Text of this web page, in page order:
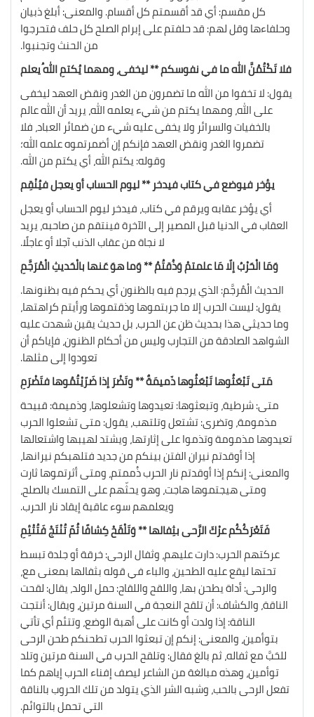
كل مقسم: أي قد أقسمتم كل أقسام. والمعنى: أبلغ ذبيان
وحلفاءها وقل لهم: قد حلفتم على إبرام الصلح كل حلف فتحرجوا
من الحنث وتجنبوا.
فلا تَكْتُمُنَّ الله ما في نفوسكم ** ليخفى، ومهما يُكتمِ اللهُ يعلم
يقول: لا تخفوا من الله ما تضمرون من الغدر ونقض العهد ليخفى
على الله، ومهما يكتم من شيء يعلمه الله، يريد أن الله عالم
بالخفيات والسرائر ولا يخفى عليه شيء من ضمائر العباد، فلا
تضمروا الغدر ونقض العهد فإنكم إن أضمرتموه علمه الله؛
وقوله: يكتم الله، أي يكتم من الله.
يؤخر فيوضع في كتاب فيدخر ** ليوم الحساب أو يعجل فيُنْقِم
أي يؤخر عقابه ويرقم في كتاب، فيدخر ليوم الحساب أو يعجل
العقاب في الدنيا قبل المصير إلى الآخرة فينتقم من صاحبه، يريد
لا نجاة من عقاب الذنب آجلا أو عاجلًا.
وَمَا الْحَرْبُ إلّا مَا علمتمْ وَذُقتُمُ ** وَما هوَ عَنها بالْحَديثِ الْمُرَجَّمِ
الحديث الْمُرجَّم: الذي يرجم فيه بالظنون أي يحكم فيه بظنونها.
يقول: ليست الحرب إلا ما جربتموها وذقتموها ورأيتم كراهتها،
وما حديثي هذا بحديث ظن عن الحرب، بل حديث يقين شهدت عليه
الشواهد الصادقة من التجارب وليس من أحكام الظنون، فإياكم أن
تعودوا إلى مثلها.
مَتى تَبْعَثُوها تَبْعَثُوها ذَميمَةٌ ** وتَضْرَ إذا ضَرّيْتُمُوها فتَضْرَمِ
متى: شرطية، وتبعثوها: تعيدوها وتشعلوها، وذميمة: قبيحة
مذمومة، وتضرى: تشتعل وتلتهب، يقول: متى تشعلوا الحرب
تعيدوها مذمومة وتذموا على إثارتها، ويشتد لهيبها واشتعالها
إذا أوقدتم نيران الفتن بينكم من جديد فتلهبكم نيرانها،
والمعنى: إنكم إذا أوقدتم نار الحرب ذُممتم، ومتى أثرتموها ثارت
ومتى هيجتموها هاجت، وهو يحثّهم على التمسك بالصلح،
ويعلمهم سوء عاقبة إيقاد نار الحرب.
فَتَعْرَكُكُم عرْكَ الرَّحى بثِفالها ** وَتَلْقَحْ كِشافًا ثُمّ تُنْتَجْ فَتُتْئِمِ
عركتهم الحرب: دارت عليهم، وثفال الرحى: خرقة أو جلدة تبسط
تحتها ليقع عليه الطحين، والباء في قوله بثفالها بمعنى مع،
والرحى: أداة يطحن بها، واللقح واللقاح: حمل الولد، يقال: لقحت
الناقة، والكشاف: أن تلقح النعجة في السنة مرتين، ويقال: أنتجت
الناقة: إذا ولدت أو كانت على أهبة الوضع، وتتئم أي تأتي
بتوأمين، والمعنى: إنكم إن تبعثوا الحرب تطحنكم طحن الرحى
للحَبَّ مع ثفاله، ثم بالغ فقال: وتلقح الحرب في السنة مرتين وتلد
توأمين، وهذه مبالغة من الشاعر ليصف إفناء الحرب إياهم كما
تفعل الرحى بالحب، وشبه الشر الذي يتولد من تلك الحروب بالناقة
التي تحمل بالتوائم.